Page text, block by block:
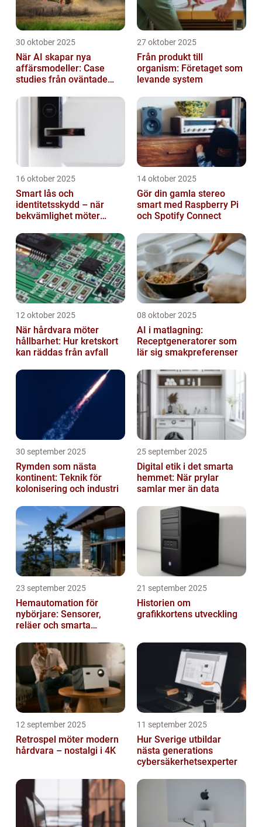
30 oktober 2025
När AI skapar nya
affärsmodeller: Case
studies från oväntade
27 oktober 2025
Från produkt till
organism: Företaget som
levande system
16 oktober 2025
Smart lås och
identitetsskydd – när
bekvämlighet möter
14 oktober 2025
Gör din gamla stereo
smart med Raspberry Pi
och Spotify Connect
12 oktober 2025
När hårdvara möter
hållbarhet: Hur kretskort
kan räddas från avfall
08 oktober 2025
AI i matlagning:
Receptgeneratorer som
lär sig smakpreferenser
30 september 2025
Rymden som nästa
kontinent: Teknik för
kolonisering och industri
25 september 2025
Digital etik i det smarta
hemmet: När prylar
samlar mer än data
23 september 2025
Hemautomation för
nybörjare: Sensorer,
reläer och smarta
21 september 2025
Historien om
grafikkortens utveckling
12 september 2025
Retrospel möter modern
hårdvara – nostalgi i 4K
11 september 2025
Hur Sverige utbildar
nästa generations
cybersäkerhetsexperter